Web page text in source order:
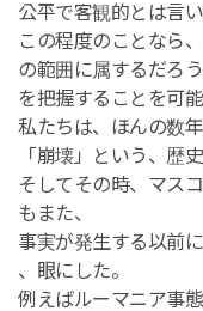
公平で客観的とは言
この程度のことなら
の範囲に属するだろ
を把握することを可
私たちは、ほんの数
「崩壊」という、歴
そしてその時、マス
もまた、
事実が発生する以前
、眼にした。
例えばルーマニア事